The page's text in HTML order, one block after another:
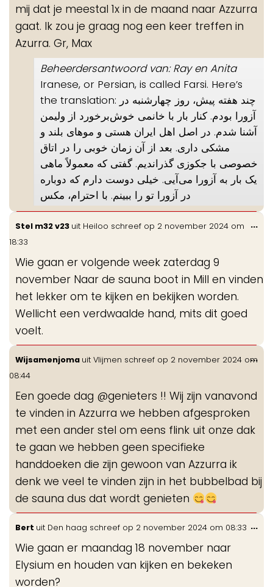
mij dat je meestal 1x in de maand naar Azzurra
gaat. Ik zou je graag nog een keer treffen in
Azurra. Gr, Max
Beheerdersantwoord van: Ray en Anita
Iranese, or Persian, is called Farsi. Here’s
the translation: چند هفته پیش، روز چهارشنبه در
آزورا بودم. کنار بار با خانمی خوش‌برخورد از ولیمن
آشنا شدم. در اصل اهل ایران هستی و موهای بلند و
مشکی داری. بعد از آن زمان خوبی را در اتاق
خصوصی با جکوزی گذراندیم. گفتی که معمولاً ماهی
یک بار به آزورا می‌آیی. خیلی دوست دارم که دوباره
در آزورا تو را ببینم. با احترام، مکس
Stel m32 v23 uit Heiloo schreef op 2 november 2024 om
18:33
Wie gaan er volgende week zaterdag 9
november Naar de sauna boot in Mill en vinden
het lekker om te kijken en bekijken worden.
Wellicht een verdwaalde hand, mits dit goed
voelt.
...
Wijsamenjoma uit Vlijmen schreef op 2 november 2024 om
08:44
Een goede dag @genieters !! Wij zijn vanavond
te vinden in Azzurra we hebben afgesproken
met een ander stel om eens flink uit onze dak
te gaan we hebben geen specifieke
handdoeken die zijn gewoon van Azzurra ik
denk we veel te vinden zijn in het bubbelbad bij
de sauna dus dat wordt genieten
...
Bert uit Den haag schreef op 2 november 2024 om 08:33
Wie gaan er maandag 18 november naar
Elysium en houden van kijken en bekeken
worden?
...